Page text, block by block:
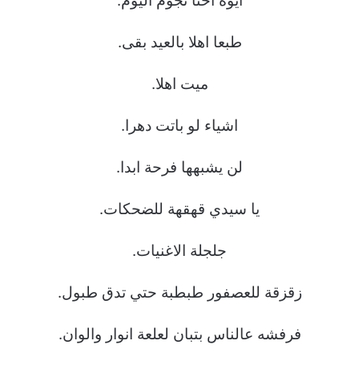
طبعا اهلا بالعيد بقى.
ميت اهلا.
اشياء لو باتت دهرا.
لن يشبهها فرحة ابدا.
يا سيدي قهقهة للضحكات.
جلجلة الاغنيات.
زقزقة للعصفور طبطبة حتي تدق طبول.
فرفشه عالناس بتبان لعلعة انوار والوان.